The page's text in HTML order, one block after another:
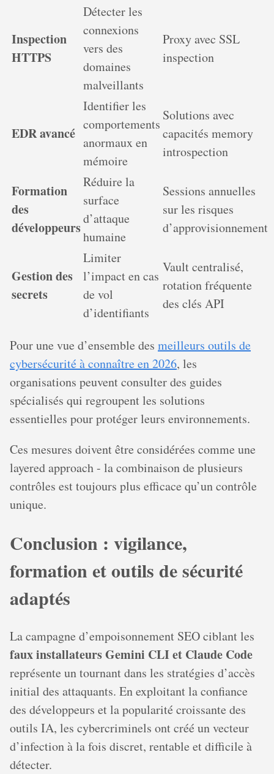
Inspection
HTTPS
Détecter les
connexions
vers des
domaines
malveillants
Proxy avec SSL
inspection
EDR avancé
Identifier les
comportements
anormaux en
mémoire
Solutions avec
capacités memory
introspection
Formation
des
développeurs
Réduire la
surface
d’attaque
humaine
Sessions annuelles
sur les risques
d’approvisionnement
Gestion des
secrets
Limiter
l’impact en cas
de vol
d’identifiants
Vault centralisé,
rotation fréquente
des clés API
Pour une vue d’ensemble des meilleurs outils de
cybersécurité à connaître en 2026, les
organisations peuvent consulter des guides
spécialisés qui regroupent les solutions
essentielles pour protéger leurs environnements.
Ces mesures doivent être considérées comme une
layered approach - la combinaison de plusieurs
contrôles est toujours plus efficace qu’un contrôle
unique.
Conclusion : vigilance,
formation et outils de sécurité
adaptés
La campagne d’empoisonnement SEO ciblant les
faux installateurs Gemini CLI et Claude Code
représente un tournant dans les stratégies d’accès
initial des attaquants. En exploitant la confiance
des développeurs et la popularité croissante des
outils IA, les cybercriminels ont créé un vecteur
d’infection à la fois discret, rentable et difficile à
détecter.